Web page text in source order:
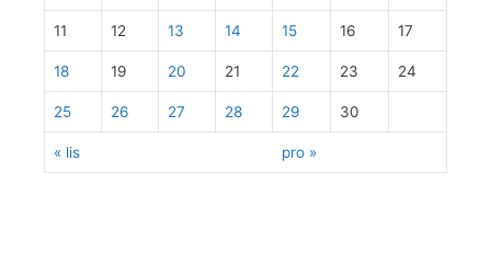
« lis pro »
11 12 13 14 15 16 17
18 19 20 21 22 23 24
25 26 27 28 29 30